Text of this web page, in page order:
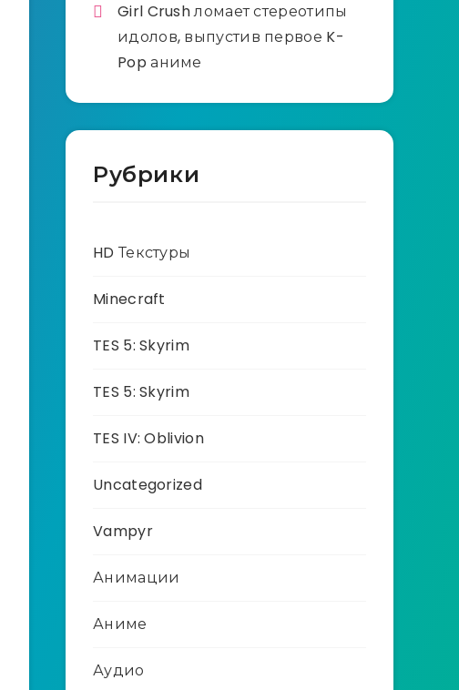
Girl Crush ломает стереотипы
идолов, выпустив первое K-
Pop аниме
Рубрики
HD Текстуры
Minecraft
TES 5: Skyrim
TES 5: Skyrim
TES IV: Oblivion
Uncategorized
Vampyr
Анимации
Аниме
Аудио